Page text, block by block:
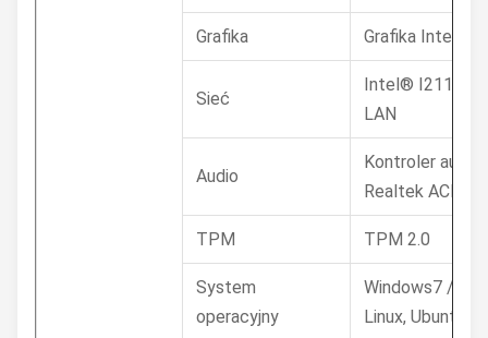
Grafika Grafika Intel HD
Sieć
Intel® I211-AT
LAN
Audio
Kontroler audio
Realtek ACL662
TPM TPM 2.0
System
operacyjny
Windows7 / 8 /
Linux, Ubuntu,